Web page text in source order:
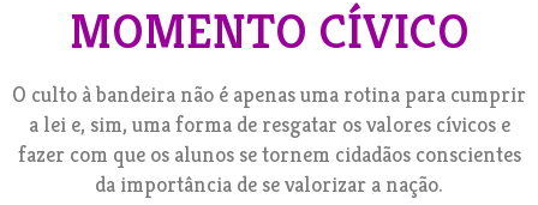
MOMENTO CÍVICO
O culto à bandeira não é apenas uma rotina para cumprir
a lei e, sim, uma forma de resgatar os valores cívicos e
fazer com que os alunos se tornem cidadãos conscientes
da importância de se valorizar a nação.